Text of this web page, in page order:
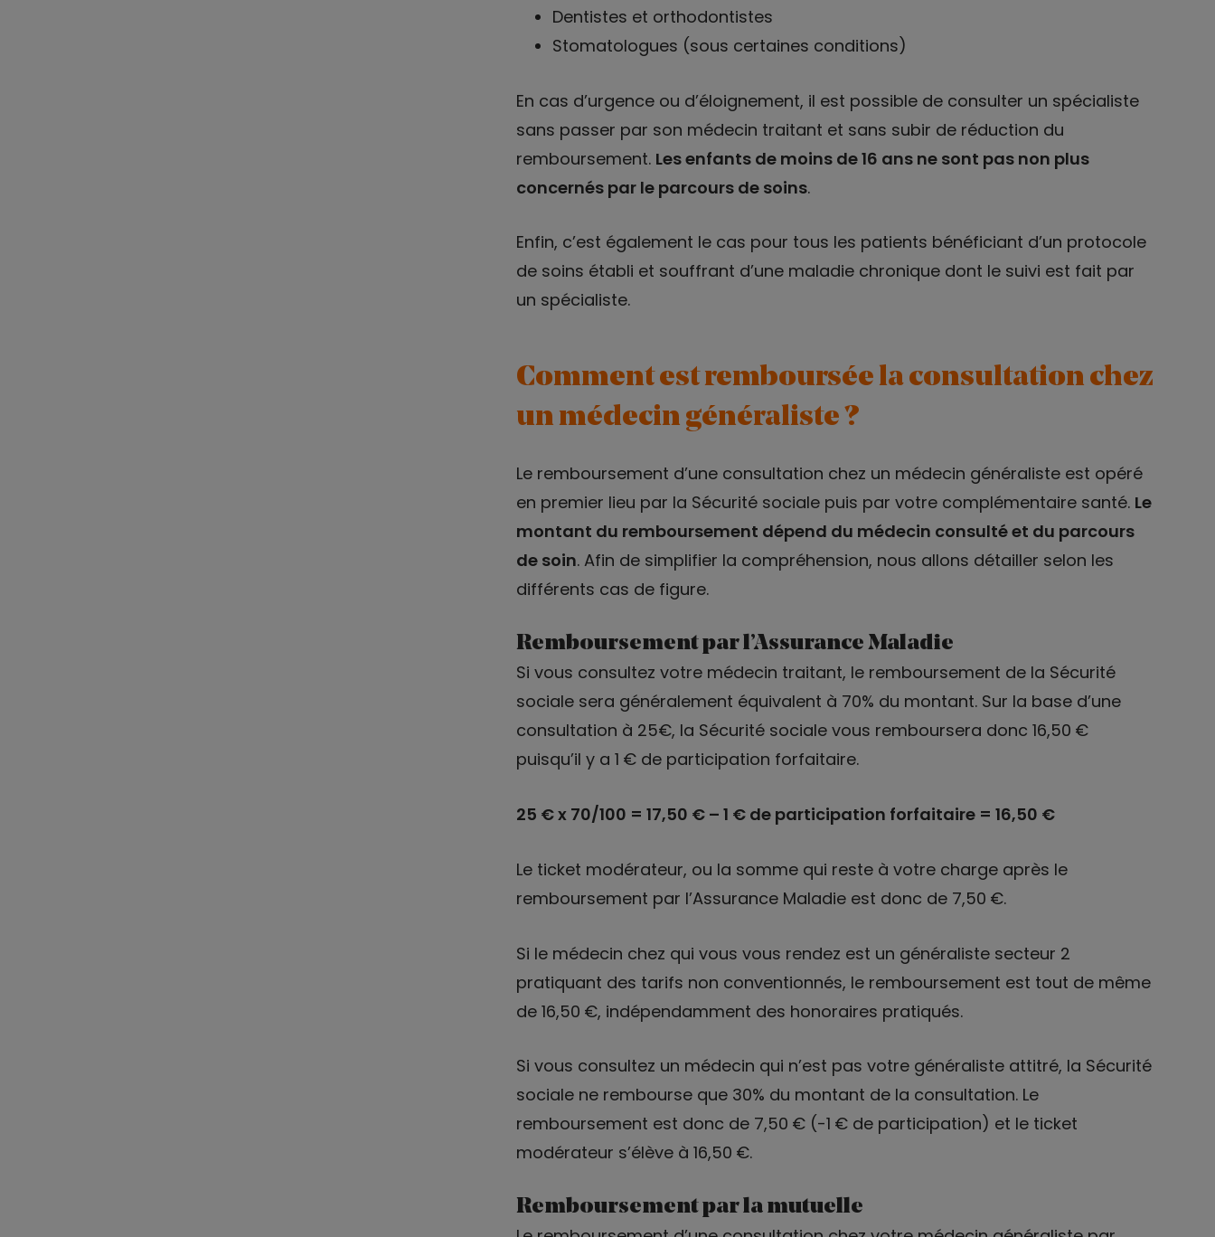
Dentistes et orthodontistes
Stomatologues (sous certaines conditions)
En cas d’urgence ou d’éloignement, il est possible de consulter un spécialiste
sans passer par son médecin traitant et sans subir de réduction du
remboursement. Les enfants de moins de 16 ans ne sont pas non plus
concernés par le parcours de soins.
Enfin, c’est également le cas pour tous les patients bénéficiant d’un protocole
de soins établi et souffrant d’une maladie chronique dont le suivi est fait par
un spécialiste.
Comment est remboursée la consultation chez
un médecin généraliste ?
Le remboursement d’une consultation chez un médecin généraliste est opéré
en premier lieu par la Sécurité sociale puis par votre complémentaire santé. Le
montant du remboursement dépend du médecin consulté et du parcours
de soin. Afin de simplifier la compréhension, nous allons détailler selon les
différents cas de figure.
Remboursement par l’Assurance Maladie
Si vous consultez votre médecin traitant, le remboursement de la Sécurité
sociale sera généralement équivalent à 70% du montant. Sur la base d’une
consultation à 25€, la Sécurité sociale vous remboursera donc 16,50 €
puisqu’il y a 1 € de participation forfaitaire.
25 € x 70/100 = 17,50 € – 1 € de participation forfaitaire = 16,50 €
Le ticket modérateur, ou la somme qui reste à votre charge après le
remboursement par l’Assurance Maladie est donc de 7,50 €.
Si le médecin chez qui vous vous rendez est un généraliste secteur 2
pratiquant des tarifs non conventionnés, le remboursement est tout de même
de 16,50 €, indépendamment des honoraires pratiqués.
Si vous consultez un médecin qui n’est pas votre généraliste attitré, la Sécurité
sociale ne rembourse que 30% du montant de la consultation. Le
remboursement est donc de 7,50 € (-1 € de participation) et le ticket
modérateur s’élève à 16,50 €.
Remboursement par la mutuelle